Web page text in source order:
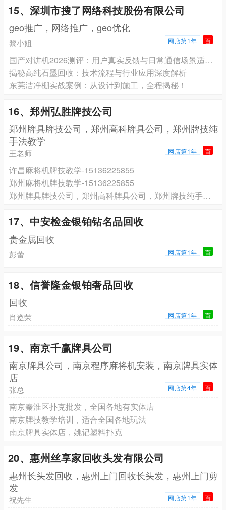
15、深圳市搜了网络科技股份有限公司
geo推广，网络推广，geo优化
黎小姐 网店第1年 百
国产对讲机2026测评：用户真实反馈与日常通信场景适配分析
揭秘高纯石墨回收：技术流程与行业应用深度解析
东莞洁净棚实战案例：从设计到施工，全程揭秘！
16、郑州弘胜牌技公司
郑州牌具牌技公司，郑州高科牌具公司，郑州牌技纯
手法教学
王老师 网店第1年 百
许昌麻将机牌技教学-15136225855
郑州麻将机牌技教学-15136225855
郑州牌具牌技公司，郑州高科牌具公司，郑州牌技纯手法教学
17、中安检金银铂钻名品回收
贵金属回收
彭蕾 网店第1年 百
18、信誉隆金银铂奢品回收
回收
肖遵荣 网店第1年 百
19、南京千赢牌具公司
南京牌具公司，南京程序麻将机安装，南京牌具实体
店
张总 网店第4年 百
南京秦淮区扑克批发，全国各地有实体店
南京牌技教学培训，适合全国各地玩法
南京牌具实体店，姚记塑料扑克
20、惠州丝享家回收头发有限公司
惠州长头发回收，惠州上门回收长头发，惠州上门剪
发
祝先生 网店第1年 百